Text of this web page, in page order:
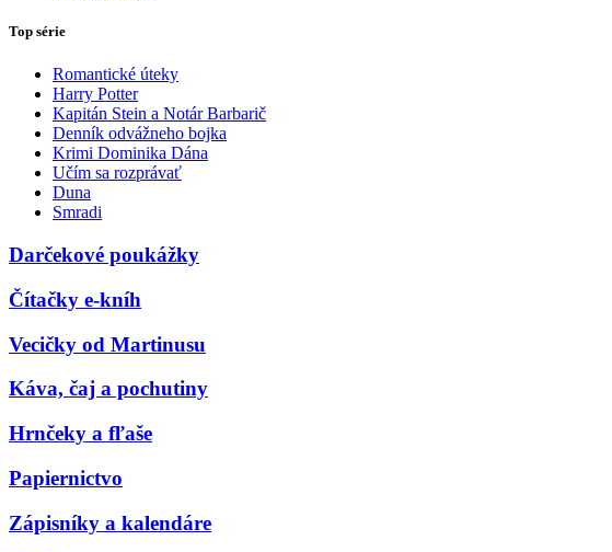
Top série
Romantické úteky
Harry Potter
Kapitán Stein a Notár Barbarič
Denník odvážneho bojka
Krimi Dominika Dána
Učím sa rozprávať
Duna
Smradi
Darčekové poukážky
Čítačky e-kníh
Vecičky od Martinusu
Káva, čaj a pochutiny
Hrnčeky a fľaše
Papiernictvo
Zápisníky a kalendáre